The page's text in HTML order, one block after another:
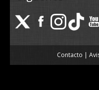
Contacto |